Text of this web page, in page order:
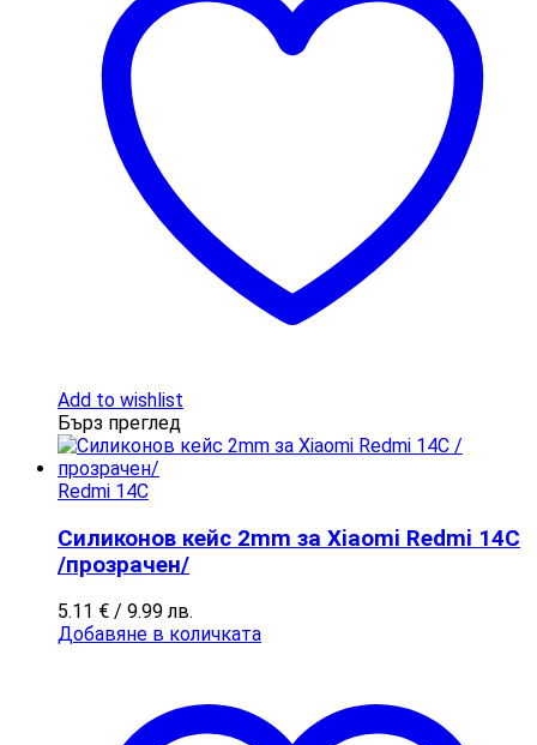
Add to wishlist
Бърз преглед
Redmi 14C
Силиконов кейс 2mm за Xiaomi Redmi 14C
/прозрачен/
5.11 € / 9.99 лв.
Добавяне в количката